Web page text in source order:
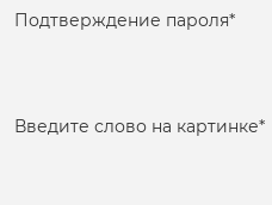
Подтверждение пароля*
Введите слово на картинке*